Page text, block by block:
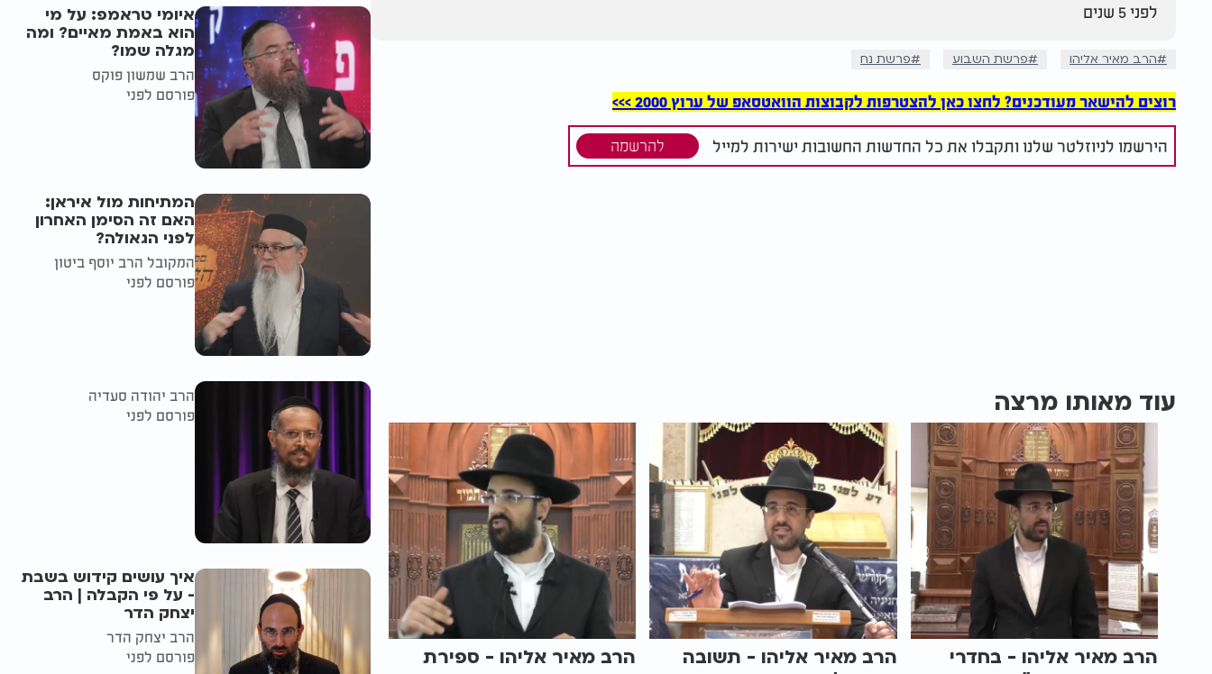
לפני 5 שנים
הרב מאיר אליהו פרשת השבוע פרשת נח
רוצים להישאר מעודכנים? לחצו כאן להצטרפות לקבוצות הוואטסאפ של ערוץ 2000 >>>
הירשמו לניוזלטר שלנו ותקבלו את כל החדשות החשובות ישירות למייל להרשמה
עוד מאותו מרצה
הרב מאיר אליהו - בחדרי
הרב מאיר אליהו - תשובה
הרב מאיר אליהו - ספירת
איומי טראמפ: על מי
הוא באמת מאיים? ומה
מגלה שמו?
הרב שמשון פוקס
פורסם לפני
המתיחות מול איראן:
האם זה הסימן האחרון
לפני הגאולה?
המקובל הרב יוסף ביטון
פורסם לפני
הרב יהודה סעדיה
פורסם לפני
איך עושים קידוש בשבת
- על פי הקבלה | הרב
יצחק הדר
הרב יצחק הדר
פורסם לפני